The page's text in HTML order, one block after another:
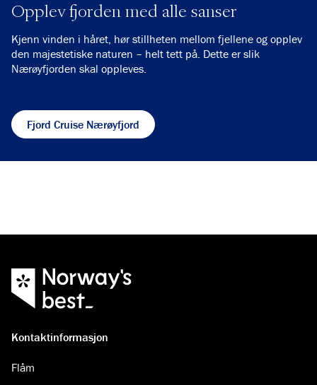
Opplev fjorden med alle sanser
Kjenn vinden i håret, hør stillheten mellom fjellene og opplev
den majestetiske naturen – helt tett på. Dette er slik
Nærøyfjorden skal oppleves.
Fjord Cruise Nærøyfjord
Kontaktinformasjon
Flåm